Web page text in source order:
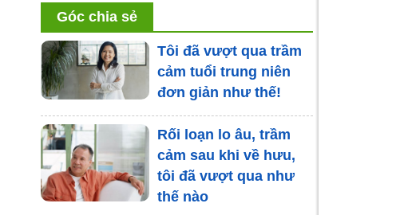
Trầm cảm sau sinh ở
nam giới
Từ câu chuyện cậu bé
Phú Yên, ngẫm về
khoảng trống trong
tâm hồn của những
Góc chia sẻ
Tôi đã vượt qua trầm
cảm tuổi trung niên
đơn giản như thế!
Rối loạn lo âu, trầm
cảm sau khi về hưu,
tôi đã vượt qua như
thế nào